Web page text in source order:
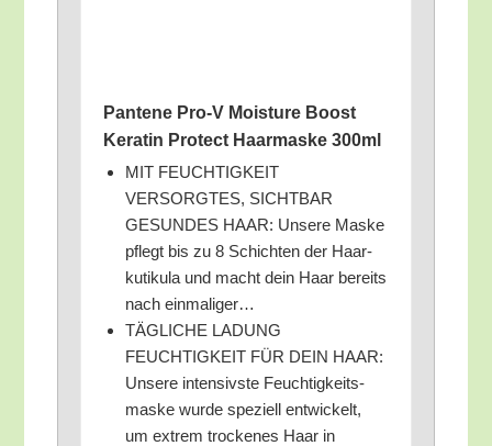
Pan­te­ne Pro‑V Mois­tu­re Boost
Kera­tin Pro­tect Haar­mas­ke 300ml
MIT FEUCHTIGKEIT
VERSORGTES, SICHTBAR
GESUNDES HAAR: Unse­re Mas­ke
pflegt bis zu 8 Schich­ten der Haar­
kuti­ku­la und macht dein Haar bereits
nach einmaliger…
TÄGLICHE LADUNG
FEUCHTIGKEIT FÜR DEIN HAAR:
Unse­re inten­sivs­te Feuch­tig­keits­
mas­ke wur­de spe­zi­ell ent­wi­ckelt,
um extrem tro­cke­nes Haar in